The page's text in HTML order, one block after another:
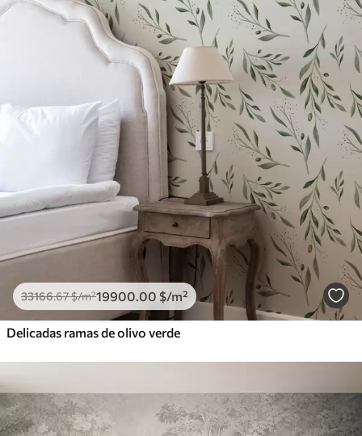
33166.67$/m²19900.00 $/m²
Delicadas ramas de olivo verde